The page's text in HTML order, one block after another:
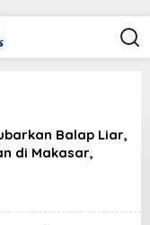
Balap Liar,
di Makasar,